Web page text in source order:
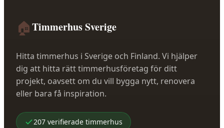
🏠Timmerhus Sverige
Hitta timmerhus i Sverige och Finland. Vi hjälper
dig att hitta rätt timmerhusföretag för ditt
projekt, oavsett om du vill bygga nytt, renovera
eller bara få inspiration.
207 verifierade timmerhus